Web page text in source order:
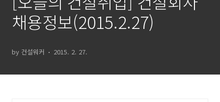
채용정보(2015.2.27)
by 건설워커 2015. 2. 27.